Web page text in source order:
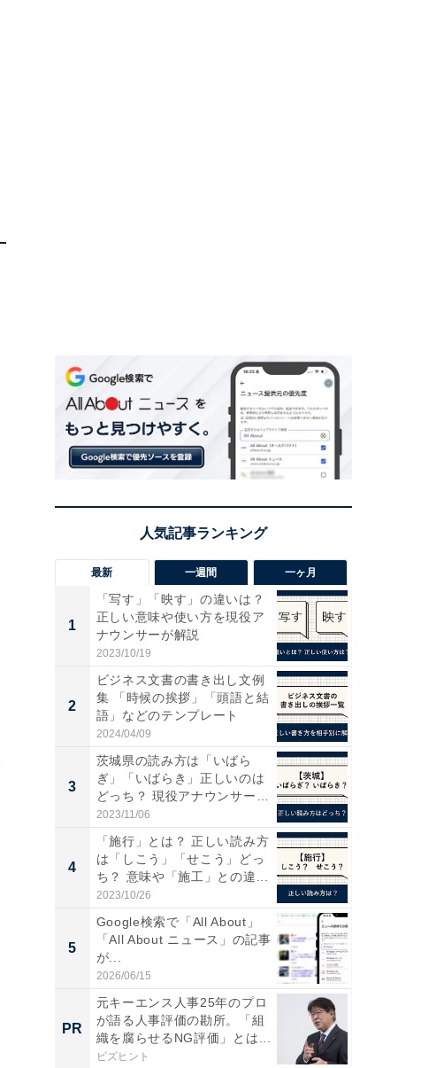
最新 一週間 一ヶ月
1
「写す」「映す」の違いは？
正しい意味や使い方を現役ア
ナウンサーが解説
2023/10/19
2
ビジネス文書の書き出し文例
集 「時候の挨拶」「頭語と結
語」などのテンプレート
2024/04/09
3
茨城県の読み方は「いばら
ぎ」「いばらき」正しいのは
どっち？ 現役アナウンサーが
解...
2023/11/06
4
「施行」とは？ 正しい読み方
は「しこう」「せこう」どっ
ち？ 意味や「施工」との違...
2023/10/26
5
Google検索で「All About」
「All About ニュース」の記事
が...
2026/06/15
PR
元キーエンス人事25年のプロ
が語る人事評価の勘所。「組
織を腐らせるNG評価」とは...
ビズヒント